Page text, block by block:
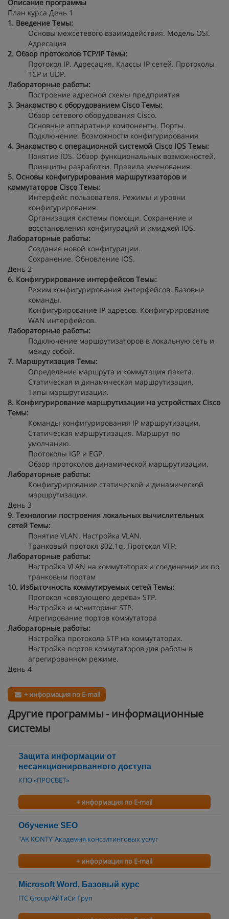
Описание программы
План курса День 1
1. Введение Темы:
Основы межсетевого взаимодействия. Модель OSI.
Адресация
2. Обзор протоколов TCP/IP Темы:
Протокол IP. Адресация. Классы IP сетей. Протоколы
TCP и UDP.
Лабораторные работы:
Построение адресной схемы предприятия
3. Знакомство с оборудованием Cisco Темы:
Обзор сетевого оборудования Cisco.
Основные аппаратные компоненты. Порты.
Подключение. Возможности конфигурирования
4. Знакомство с операционной системой Cisco IOS Темы:
Понятие IOS. Обзор функциональных возможностей.
Принципы разработки. Правила именования.
5. Основы конфигурирования маршрутизаторов и
коммутаторов Cisco Темы:
Интерфейс пользователя. Режимы и уровни
конфигурирования.
Организация системы помощи. Сохранение и
восстановления конфигураций и имиджей IOS.
Лабораторные работы:
Создание новой конфигурации.
Сохранение. Обновление IOS.
День 2
6. Конфигурирование интерфейсов Темы:
Режим конфигурирования интерфейсов. Базовые
команды.
Конфигурирование IP адресов. Конфигурирование
WAN интерфейсов.
Лабораторные работы:
Подключение маршрутизаторов в локальную сеть и
между собой.
7. Маршрутизация Темы:
Определение маршрута и коммутация пакета.
Статическая и динамическая маршрутизация.
Типы маршрутизации.
8. Конфигурирование маршрутизации на устройствах Cisco
Темы:
Команды конфигурирования IP маршрутизации.
Статическая маршрутизация. Маршрут по
умолчанию.
Протоколы IGP и EGP.
Обзор протоколов динамической маршрутизации.
Лабораторные работы:
Конфигурирование статической и динамической
маршрутизации.
День 3
9. Технологии построения локальных вычислительных
сетей Темы:
Понятие VLAN. Настройка VLAN.
Транковый протокл 802.1q. Протокол VTP.
Лабораторные работы:
Настройка VLAN на коммутаторах и соединение их по
транковым портам
10. Избыточность коммутируемых сетей Темы:
Протокол «связующего дерева» STP.
Настройка и мониторинг STP.
Агрегирование портов коммутатора
Лабораторные работы:
Настройка протокола STP на коммутаторах.
Настройка портов коммутаторов для работы в
агрегированном режиме.
День 4
+ информация по E-mail
Другие программы - информационные
системы
Защита информации от
несанкционированного доступа
КПО «ПРОСВЕТ»
+ информация по E-mail
Обучение SEO
"AK KONTY"Академия консалтинговых услуг
+ информация по E-mail
Microsoft Word. Базовый курс
ITC Group/АйТиСи Груп